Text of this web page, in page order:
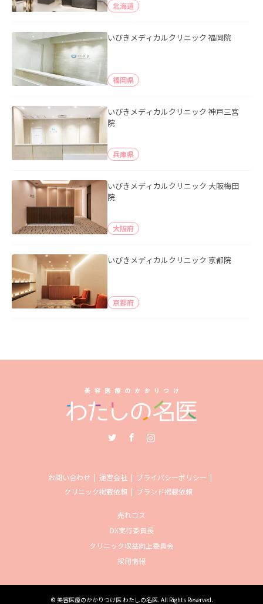
北海道
いびきメディカルクリニック 福岡院
福岡県
いびきメディカルクリニック 神戸三宮
院
兵庫県
いびきメディカルクリニック 大阪梅田
院
大阪府
いびきメディカルクリニック 京都院
京都府
お問い合わせ 運営会社
プライバシーポリシー
クリニック掲載依頼
ブランド掲載依頼
売れコス
DX実行委員長
クリニック収益向上委員会
採用情報
© 美容医療のかかりつけ医 わたしの名医. All Rights Reserved.